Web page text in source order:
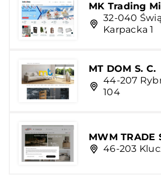
MK Trading
32-040
Karpacka 1
MT DOM S. C.
44-207
104
MWM TRADE
46-203